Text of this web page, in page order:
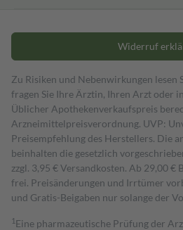
Widerruf
Zu Risiken und Nebenwirkungen lesen
fragen Sie Ihre Ärztin, Ihren Arzt oder
Üblicher Apothekenverkaufspreis
Arzneimittelpreisverordnung. UVP:
Preisempfehlung des Herstellers. Die
beinhalten die gesetzlich
zzgl. 3,95 € Versandkosten. Ab 29,00
frei. Preisänderungen und Irrtümer
und Gratis-Beigaben nur solange der
1 Eine pharmazeutische Prüfung der